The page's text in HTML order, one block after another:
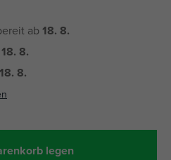
ab 18. 8.
18. 8.
18. 8.
legen